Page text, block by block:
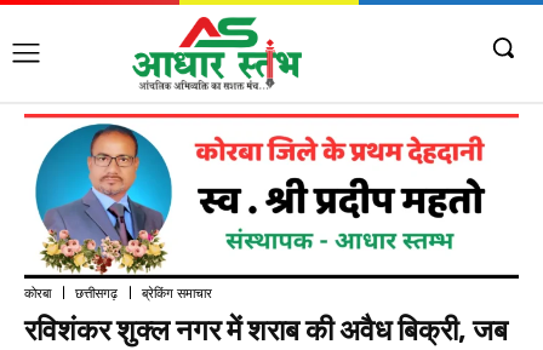
कोरबा छत्तीसगढ़ ब्रेकिंग समाचार
रविशंकर शुक्ल नगर में शराब की अवैध बिक्री, जब